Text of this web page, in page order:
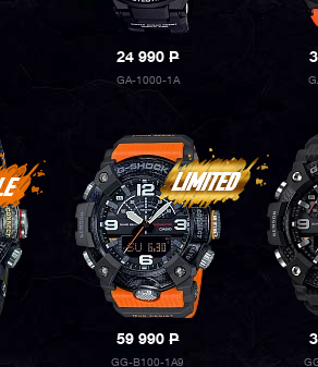
24 990P
GA-1000-1A
59 990P
GG-B100-1A9